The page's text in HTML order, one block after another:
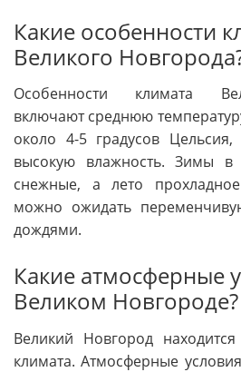
Какие особенности
Великого
Особенности климата
включают среднюю
около 4-5 градусов
высокую влажность. Зимы в
снежные, а лето
можно ожидать
дождями.
Какие атмосферные
Великом Новгороде?
Великий Новгород
климата. Атмосферные